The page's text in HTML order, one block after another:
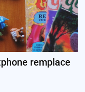
remplace